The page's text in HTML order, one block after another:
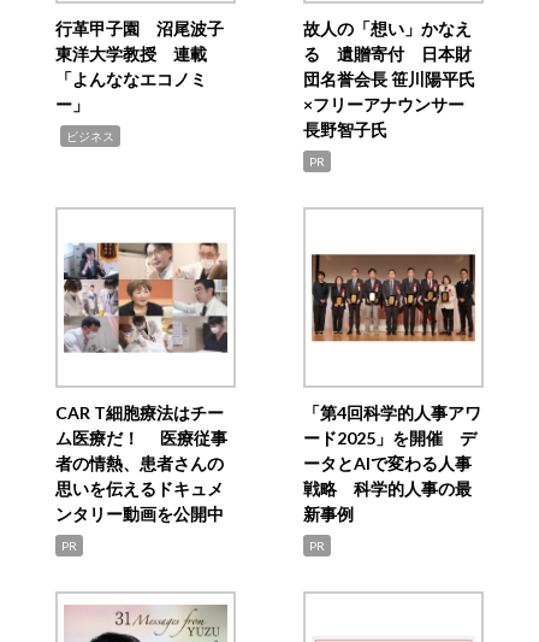
行革甲子園 沼尾波子
東洋大学教授 連載
「よんななエコノミ
ー」
ビジネス
故人の「想い」かなえ
る 遺贈寄付 日本財
団名誉会長 笹川陽平氏
×フリーアナウンサー
長野智子氏
PR
CAR T細胞療法はチー
ム医療だ！ 医療従事
者の情熱、患者さんの
思いを伝えるドキュメ
ンタリー動画を公開中
PR
「第4回科学的人事アワ
ード2025」を開催 デ
ータとAIで変わる人事
戦略 科学的人事の最
新事例
PR